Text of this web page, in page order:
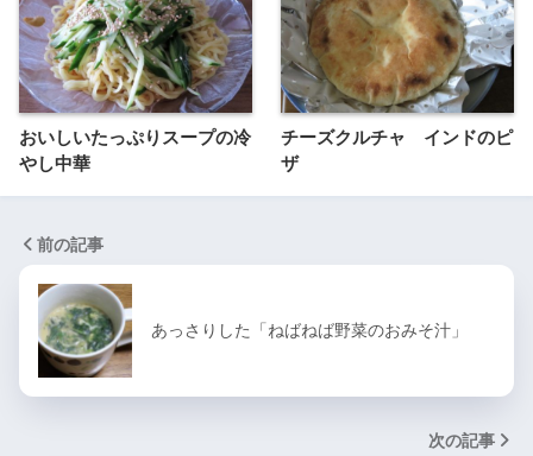
おいしいたっぷりスープの冷
やし中華
チーズクルチャ インドのピ
ザ
前の記事
あっさりした「ねばねば野菜のおみそ汁」
次の記事